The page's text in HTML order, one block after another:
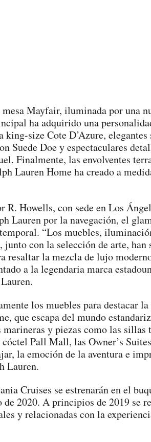
Mayfair, iluminada por una
ha adquirido una
king-size Cote D’Azure,
Suede Doe y espectaculares
Finalmente, las envolventes
Lauren Home ha creado a
Howells, con sede en Los
Lauren por la navegación, el
“Los muebles,
con la selección de arte, han
resaltar la mezcla de lujo
a la legendaria marca
los muebles para destacar
que escapa del mundo
y piezas como las sillas
Pall Mall, las Owner’s
la emoción de la aventura e
Lauren.
Cruises se estrenarán en el
2020. A principios de 2019 se
y relacionadas con la